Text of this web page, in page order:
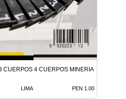
CUERPOS 4 CUERPOS MINERIA
LIMA PEN 1.00